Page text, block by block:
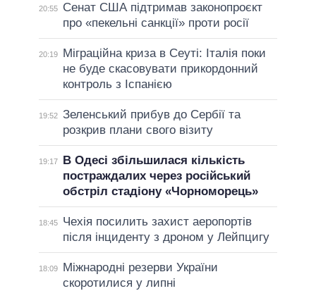
20:55
Сенат США підтримав законопроєкт
про «пекельні санкції» проти росії
20:19
Міграційна криза в Сеуті: Італія поки
не буде скасовувати прикордонний
контроль з Іспанією
19:52 Зеленський прибув до Сербії та
розкрив плани свого візиту
19:17
В Одесі збільшилася кількість
постраждалих через російський
обстріл стадіону «Чорноморець»
18:45
Чехія посилить захист аеропортів
після інциденту з дроном у Лейпцигу
18:09
Міжнародні резерви України
скоротилися у липні